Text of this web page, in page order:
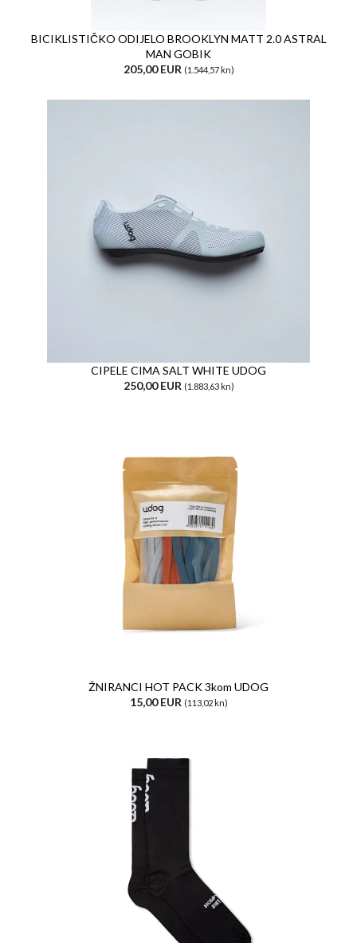
BICIKLISTIČKO ODIJELO BROOKLYN MATT 2.0 ASTRAL
MAN GOBIK
205,00 EUR (1.544,57 kn)
CIPELE CIMA SALT WHITE UDOG
250,00 EUR (1.883,63 kn)
ŽNIRANCI HOT PACK 3kom UDOG
15,00 EUR (113,02 kn)